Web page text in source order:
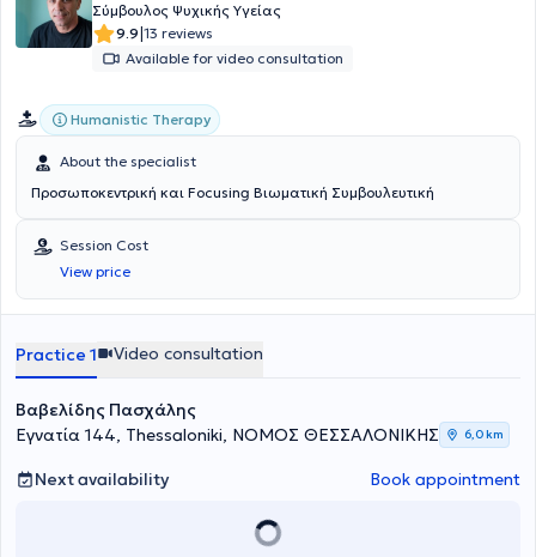
Σύμβουλος Ψυχικής Υγείας
9.9|13 reviews
Available for video consultation
Humanistic Therapy
About the specialist
Προσωποκεντρική και Focusing Βιωματική Συμβουλευτική
Session Cost
View price
Practice 1 Video consultation
Βαβελίδης Πασχάλης
Εγνατία 144, Thessaloniki, ΝΟΜΟΣ ΘΕΣΣΑΛΟΝΙΚΗΣ
6,0 km
Next availability Book appointment